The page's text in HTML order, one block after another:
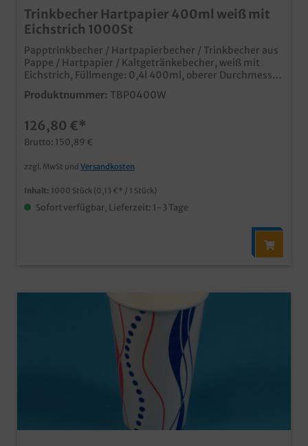
Trinkbecher Hartpapier 400ml weiß mit
Eichstrich 1000St
Papptrinkbecher / Hartpapierbecher / Trinkbecher aus
Pappe / Hartpapier / Kaltgetränkebecher, weiß mit
Eichstrich, Füllmenge: 0,4l 400ml, oberer Durchmesser
90mm, 1000 Stück im Karton Ideal für Kaltgetränke
oder Shakes Auch passende Deckel erhältlich (separat
und SUP Logo Made in Germany ab 50.000 Stück auch
individuell bedruckbar
Produktnummer: TBP0400W
126,80 €*
Brutto: 150,89 €
zzgl. MwSt und Versandkosten
Inhalt: 1000 Stück (0,13 €* / 1 Stück)
Sofort verfügbar, Lieferzeit: 1-3 Tage